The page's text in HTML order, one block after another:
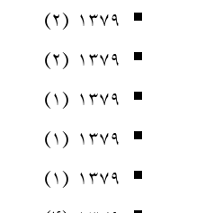
۱۳۷۹ (۲)
۱۳۷۹ (۲)
۱۳۷۹ (۱)
۱۳۷۹ (۱)
۱۳۷۹ (۱)